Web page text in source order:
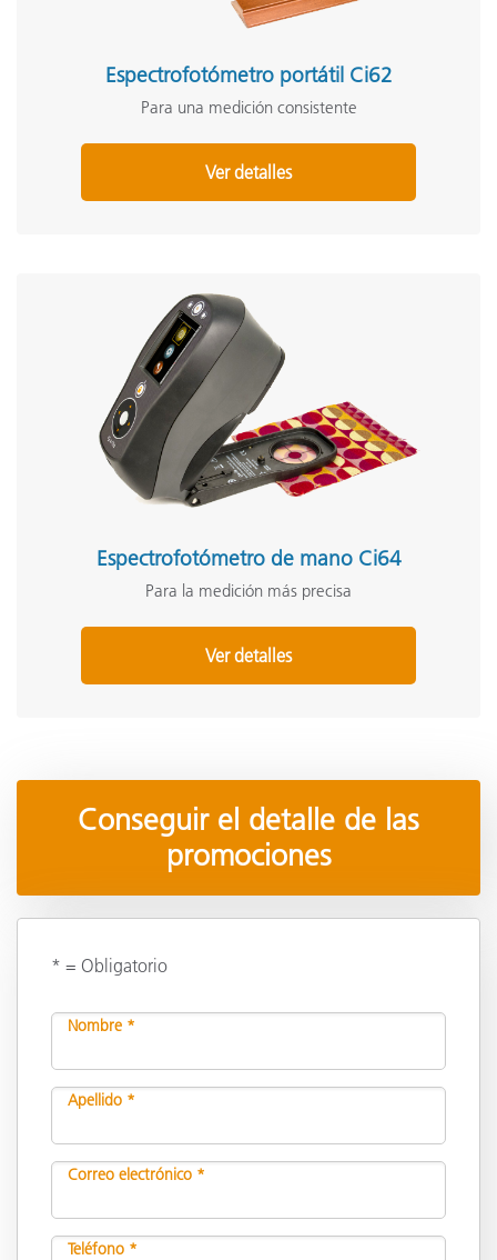
Espectrofotómetro portátil Ci62
Para una medición consistente
Ver detalles
Espectrofotómetro de mano Ci64
Para la medición más precisa
Ver detalles
Conseguir el detalle de las
promociones
* = Obligatorio
Nombre *
Apellido *
Correo electrónico *
Teléfono *